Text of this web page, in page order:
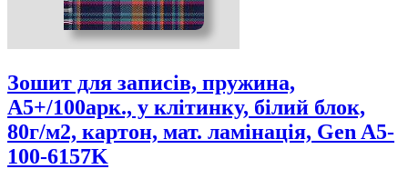
Зошит для записів, пружина,
А5+/100арк., у клітинку, білий блок,
80г/м2, картон, мат. ламінація, Gen A5-
100-6157K